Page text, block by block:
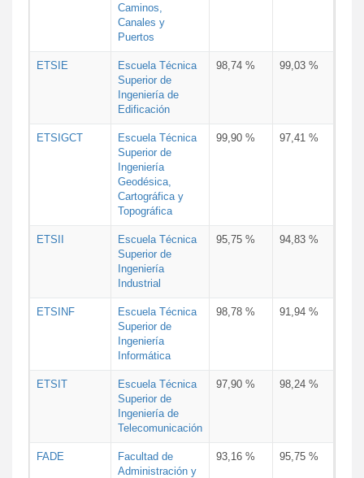
Caminos,
Canales y
Puertos
ETSIE
Escuela Técnica
Superior de
Ingeniería de
Edificación
98,74 % 99,03 %
ETSIGCT
Escuela Técnica
Superior de
Ingeniería
Geodésica,
Cartográfica y
Topográfica
99,90 % 97,41 %
ETSII
Escuela Técnica
Superior de
Ingeniería
Industrial
95,75 % 94,83 %
ETSINF
Escuela Técnica
Superior de
Ingeniería
Informática
98,78 % 91,94 %
ETSIT
Escuela Técnica
Superior de
Ingeniería de
Telecomunicación
97,90 % 98,24 %
FADE
Facultad de
Administración y
93,16 % 95,75 %